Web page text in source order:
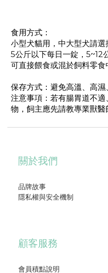
食用方式：
小型犬貓用 ， 中大型犬請選
5公斤以下每日一錠，5~12
可直接餵食或混於飼料零食
保存方式：避免高溫、高濕
注意事項：若有腸胃道不
物，飼主應先請教專業獸醫
關於我們
品牌故事
隱私權與安全機制
顧客服務
會員積點說明